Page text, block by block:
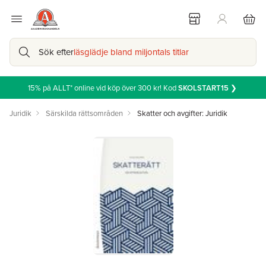
Sök efterläsglädje bland miljontals titlar
15% på ALLT* online vid köp över 300 kr! KodSKOLSTART15❯
Juridik Särskilda rättsområden Skatter och avgifter: Juridik